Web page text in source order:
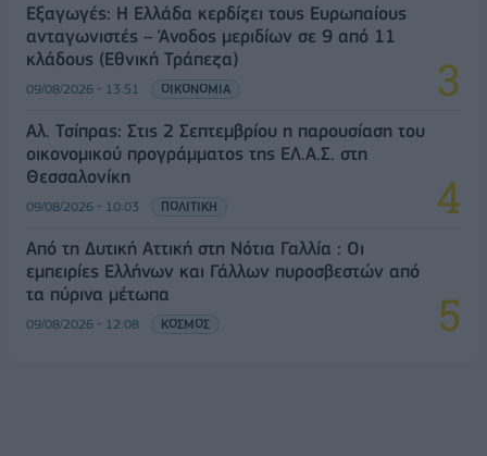
Εξαγωγές: Η Ελλάδα κερδίζει τους Ευρωπαίους
ανταγωνιστές – Άνοδος μεριδίων σε 9 από 11
κλάδους (Εθνική Τράπεζα)
09/08/2026 - 13:51 ΟΙΚΟΝΟΜΙΑ
Αλ. Τσίπρας: Στις 2 Σεπτεμβρίου η παρουσίαση του
οικονομικού προγράμματος της ΕΛ.Α.Σ. στη
Θεσσαλονίκη
09/08/2026 - 10:03 ΠΟΛΙΤΙΚΗ
Από τη Δυτική Αττική στη Νότια Γαλλία : Οι
εμπειρίες Ελλήνων και Γάλλων πυροσβεστών από
τα πύρινα μέτωπα
09/08/2026 - 12:08 ΚΟΣΜΟΣ